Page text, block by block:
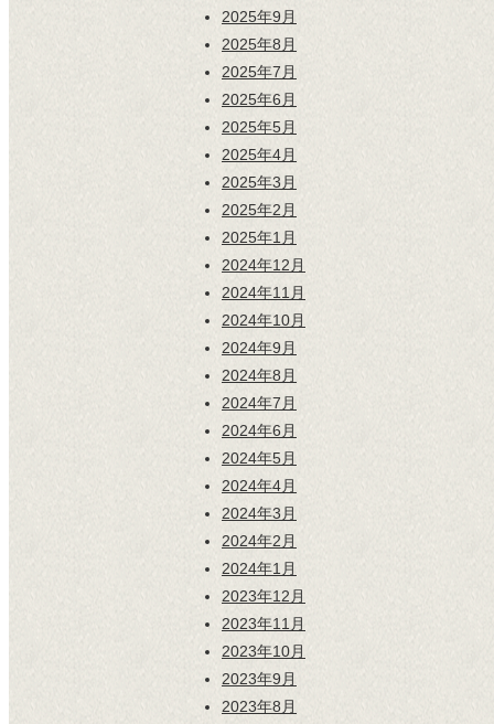
2025年9月
2025年8月
2025年7月
2025年6月
2025年5月
2025年4月
2025年3月
2025年2月
2025年1月
2024年12月
2024年11月
2024年10月
2024年9月
2024年8月
2024年7月
2024年6月
2024年5月
2024年4月
2024年3月
2024年2月
2024年1月
2023年12月
2023年11月
2023年10月
2023年9月
2023年8月